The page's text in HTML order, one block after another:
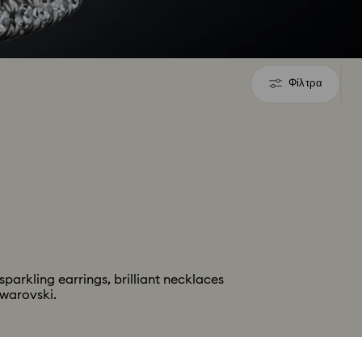
Φίλτρα
Φίλτρα
earrings, brilliant necklaces